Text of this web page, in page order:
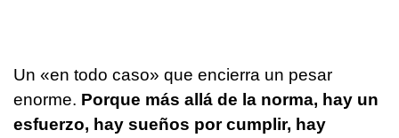
Un «en todo caso» que encierra un pesar
enorme. Porque más allá de la norma, hay un
esfuerzo, hay sueños por cumplir, hay